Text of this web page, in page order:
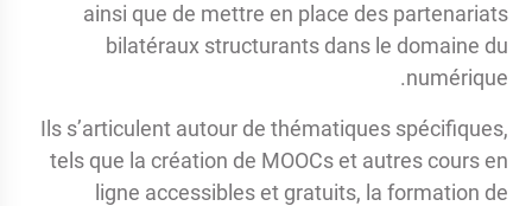
ainsi que de mettre en place des partenariats
bilatéraux structurants dans le domaine du
numérique.
Ils s’articulent autour de thématiques spécifiques,
tels que la création de MOOCs et autres cours en
ligne accessibles et gratuits, la formation de